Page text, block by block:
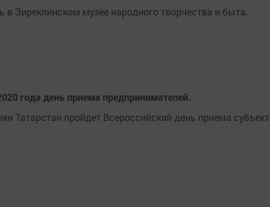
Зиреклинском музее народного творчества и быта.
года день приема предпринимателей.
Татарстан пройдет Всероссийский день приема